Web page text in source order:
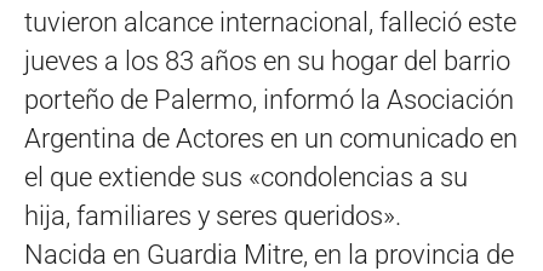
tuvieron alcance internacional, falleció este
jueves a los 83 años en su hogar del barrio
porteño de Palermo, informó la Asociación
Argentina de Actores en un comunicado en
el que extiende sus «condolencias a su
hija, familiares y seres queridos».
Nacida en Guardia Mitre, en la provincia de